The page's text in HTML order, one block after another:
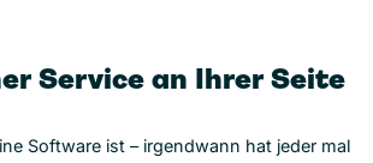
Service an Ihrer Seite
Software ist – irgendwann hat jeder mal